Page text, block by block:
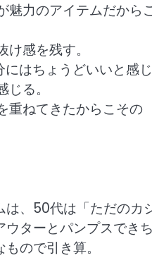
力のアイテムだからこ
感を残す。
はちょうどいいと感じ
る。
重ねてきたからこその
、50代は「ただのカ
ターとパンプスでき
ので引き算。